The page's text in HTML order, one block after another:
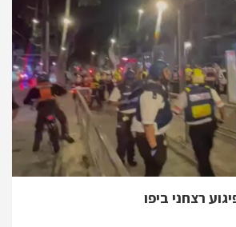
רצחני ביפו